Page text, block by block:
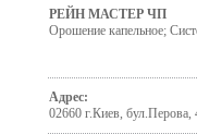
РЕЙН МАСТЕР ЧП
Орошение капельное;
Адрес:
02660 г.Киев, бул.Перова,